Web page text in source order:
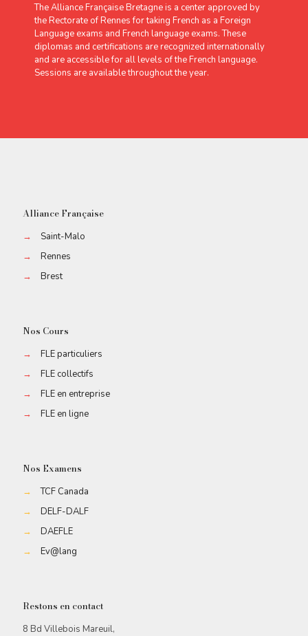
The Alliance Française Bretagne is a center approved by
the Rectorate of Rennes for taking French as a Foreign
Language exams and French language exams. These
diplomas and certifications are recognized internationally
and are accessible for all levels of the French language.
Sessions are available throughout the year.
Alliance Française
→
Saint-Malo
→
Rennes
→
Brest
Nos Cours
→
FLE particuliers
→
FLE collectifs
→
FLE en entreprise
→
FLE en ligne
Nos Examens
→
TCF Canada
→
DELF-DALF
→
DAEFLE
→
Ev@lang
Restons en contact
8 Bd Villebois Mareuil,